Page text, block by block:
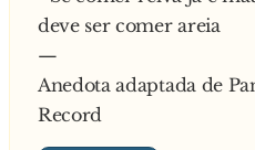
deve ser comer areia
—
Anedota adaptada de
Record